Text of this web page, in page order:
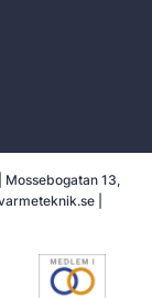
13,